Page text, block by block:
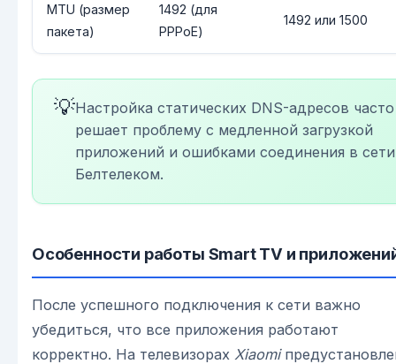
MTU (размер
пакета)
1492 (для
PPPoE)
1492 или 1500
💡Настройка статических DNS-адресов часто
решает проблему с медленной загрузкой
приложений и ошибками соединения в сети
Белтелеком.
Особенности работы Smart TV и
После успешного подключения к сети важно
убедиться, что все приложения работают
корректно. На телевизорах Xiaomi